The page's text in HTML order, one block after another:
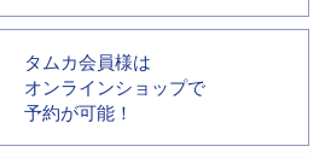
タムカ会員様は
オンラインショップで
予約が可能！